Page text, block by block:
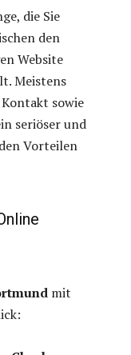
die Sie
den
Website
Meistens
sowie
seriöser und
Vorteilen
mit